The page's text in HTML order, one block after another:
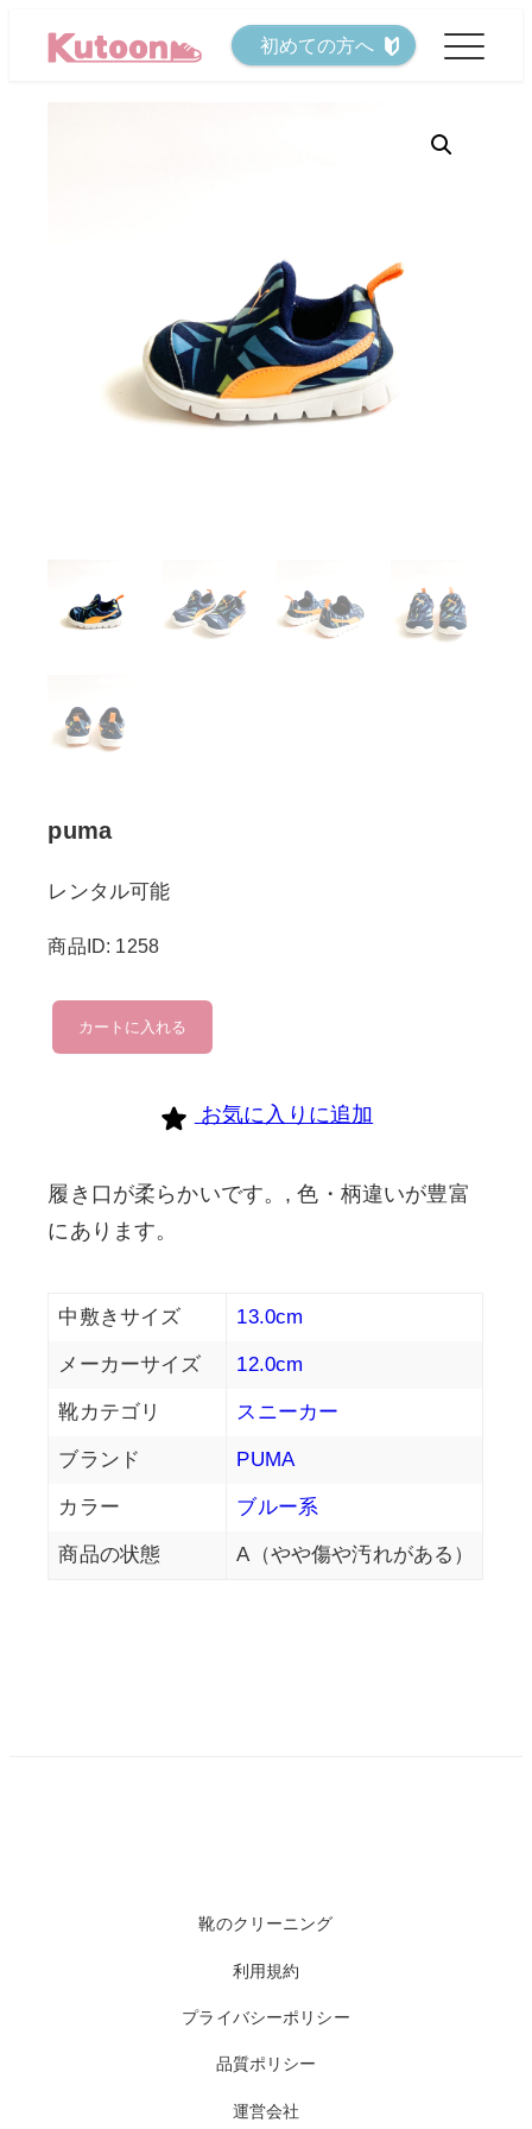
初めての方へ
puma
レンタル可能
商品ID: 1258
puma
個
カートに入れる
お気に入りに追加
履き口が柔らかいです。, 色・柄違いが豊富
にあります。
中敷きサイズ 13.0cm
メーカーサイズ 12.0cm
靴カテゴリ スニーカー
ブランド PUMA
カラー ブルー系
商品の状態 A（やや傷や汚れがある）
靴のクリーニング
利用規約
プライバシーポリシー
品質ポリシー
運営会社